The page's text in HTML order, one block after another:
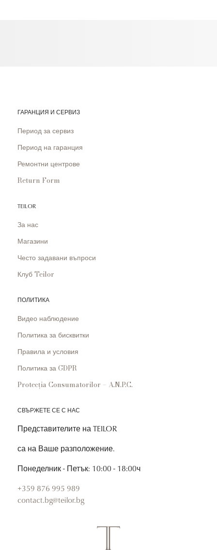
ГАРАНЦИЯ И СЕРВИЗ
Период за сервиз
Период на гаранция
Ремонтни центрове
Return Form
TEILOR
За нас
Магазини
Често задавани въпроси
Клуб Teilor
ПОЛИТИКА
Видео наблюдение
Политика за бисквитки
Правила и условия
Политика за GDPR
Protecția Consumatorilor – A.N.P.C.
СВЪРЖЕТЕ СЕ С НАС
Представителите на TEILOR
са на Ваше разположение.
Понеделник - Петък: 10:00 - 18:00ч
+359 876 995 989
contact.bg@teilor.bg